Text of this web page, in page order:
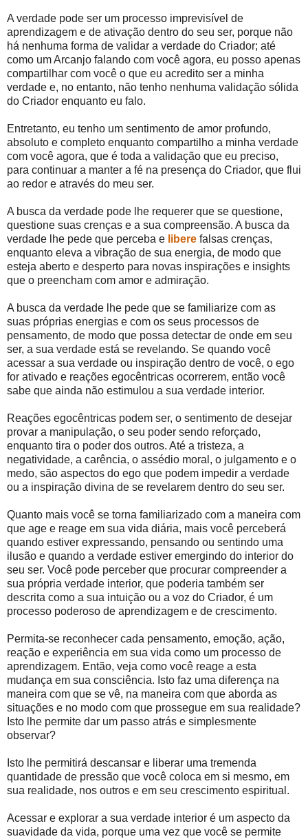
A verdade pode ser um processo imprevisível de
aprendizagem e de ativação dentro do seu ser, porque não
há nenhuma forma de validar a verdade do Criador; até
como um Arcanjo falando com você agora, eu posso apenas
compartilhar com você o que eu acredito ser a minha
verdade e, no entanto, não tenho nenhuma validação sólida
do Criador enquanto eu falo.
Entretanto, eu tenho um sentimento de amor profundo,
absoluto e completo enquanto compartilho a minha verdade
com você agora, que é toda a validação que eu preciso,
para continuar a manter a fé na presença do Criador, que flui
ao redor e através do meu ser.
A busca da verdade pode lhe requerer que se questione,
questione suas crenças e a sua compreensão. A busca da
verdade lhe pede que perceba e libere falsas crenças,
enquanto eleva a vibração de sua energia, de modo que
esteja aberto e desperto para novas inspirações e insights
que o preencham com amor e admiração.
A busca da verdade lhe pede que se familiarize com as
suas próprias energias e com os seus processos de
pensamento, de modo que possa detectar de onde em seu
ser, a sua verdade está se revelando. Se quando você
acessar a sua verdade ou inspiração dentro de você, o ego
for ativado e reações egocêntricas ocorrerem, então você
sabe que ainda não estimulou a sua verdade interior.
Reações egocêntricas podem ser, o sentimento de desejar
provar a manipulação, o seu poder sendo reforçado,
enquanto tira o poder dos outros. Até a tristeza, a
negatividade, a carência, o assédio moral, o julgamento e o
medo, são aspectos do ego que podem impedir a verdade
ou a inspiração divina de se revelarem dentro do seu ser.
Quanto mais você se torna familiarizado com a maneira com
que age e reage em sua vida diária, mais você perceberá
quando estiver expressando, pensando ou sentindo uma
ilusão e quando a verdade estiver emergindo do interior do
seu ser. Você pode perceber que procurar compreender a
sua própria verdade interior, que poderia também ser
descrita como a sua intuição ou a voz do Criador, é um
processo poderoso de aprendizagem e de crescimento.
Permita-se reconhecer cada pensamento, emoção, ação,
reação e experiência em sua vida como um processo de
aprendizagem. Então, veja como você reage a esta
mudança em sua consciência. Isto faz uma diferença na
maneira com que se vê, na maneira com que aborda as
situações e no modo com que prossegue em sua realidade?
Isto lhe permite dar um passo atrás e simplesmente
observar?
Isto lhe permitirá descansar e liberar uma tremenda
quantidade de pressão que você coloca em si mesmo, em
sua realidade, nos outros e em seu crescimento espiritual.
Acessar e explorar a sua verdade interior é um aspecto da
suavidade da vida, porque uma vez que você se permite